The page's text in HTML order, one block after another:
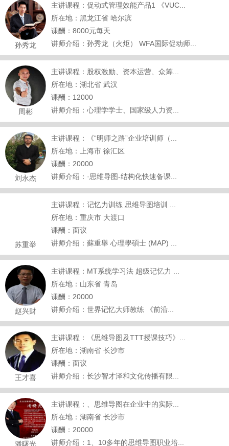
孙秀龙
主讲课程：促动式管理效能产品1 《VUC...
所在地：黑龙江省 哈尔滨
课酬：8000元每天
讲师介绍：孙秀龙（火炬） WFA国际促动师...
周彬
主讲课程：股权激励、资本运营、众筹...
所在地：湖北省 武汉
课酬：12000
讲师介绍：心理学学士、国家级人力资...
刘永杰
主讲课程：《“明师之路”企业培训师（...
所在地：上海市 徐汇区
课酬：20000
讲师介绍：·思维导图-结构化快速备课...
苏重举
主讲课程：记忆力训练 思维导图培训 ...
所在地：重庆市 大渡口
课酬：面议
讲师介绍：蘇重舉 心理學碩士 (MAP) ...
赵兴财
主讲课程：MT系统学习法 超级记忆力 ...
所在地：山东省 青岛
课酬：20000
讲师介绍：世界记忆大师教练 《前沿...
王才喜
主讲课程：《思维导图及TTT授课技巧》...
所在地：湖南省 长沙市
课酬：面议
讲师介绍：长沙智才泽和文化传播有限...
潘曙光
主讲课程：、思维导图在企业中的实际...
所在地：湖南省 长沙市
课酬：20000
讲师介绍：1、10多年的思维导图职业培...